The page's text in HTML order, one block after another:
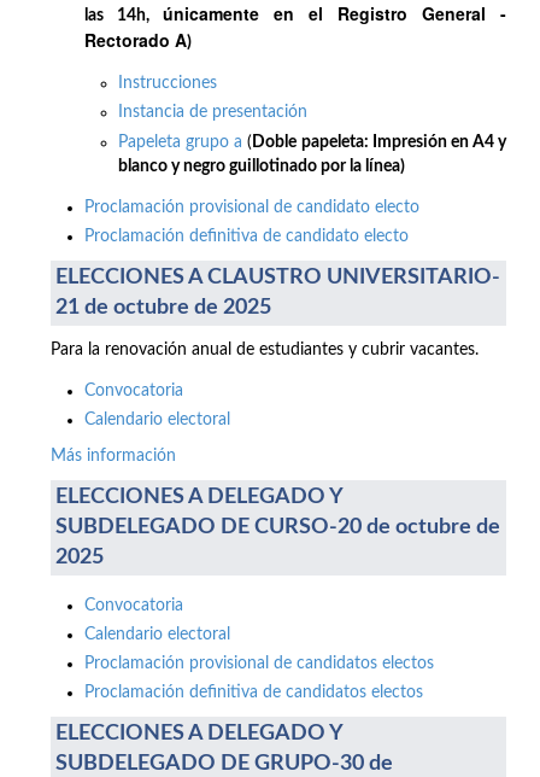
las 14h, únicamente en el Registro General -
Rectorado A)
Instrucciones
Instancia de presentación
Papeleta grupo a( Doble papeleta: Impresión en A4 y
blanco y negro guillotinado por la línea)
Proclamación provisional de candidato electo
Proclamación definitiva de candidato electo
ELECCIONES A CLAUSTRO UNIVERSITARIO-
21 de octubre de 2025
Para la renovación anual de estudiantes y cubrir vacantes.
Convocatoria
Calendario electoral
Más información
ELECCIONES A DELEGADO Y
SUBDELEGADO DE CURSO-20 de octubre de
2025
Convocatoria
Calendario electoral
Proclamación provisional de candidatos electos
Proclamación definitiva de candidatos electos
ELECCIONES A DELEGADO Y
SUBDELEGADO DE GRUPO-30 de